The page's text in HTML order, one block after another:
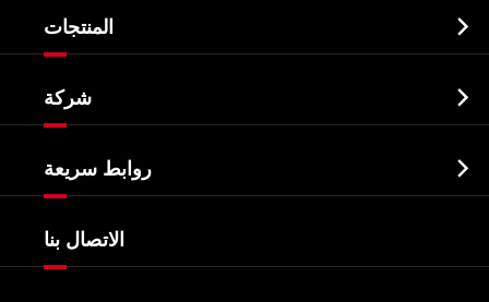
المنتجات 
الصيدلانية وسيطة
البيوكيميائية
Agrochemicals و الوسطيات
مكونات مستحضرات التجميل
شركة 
شهادات و مصنع تظهر
شركة التاريخ
روابط سريعة 
الاتصال بنا